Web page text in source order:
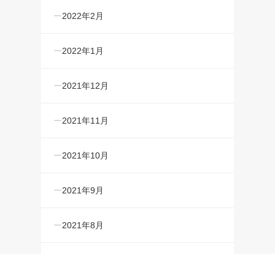
2022年2月
2022年1月
2021年12月
2021年11月
2021年10月
2021年9月
2021年8月